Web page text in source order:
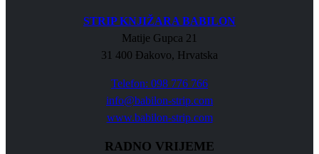
STRIP KNJIŽARA BABILON
Matije Gupca 21
31 400 Đakovo, Hrvatska
Telefon: 098 776 766
info@babilon-strip.com
www.babilon-strip.com
RADNO VRIJEME